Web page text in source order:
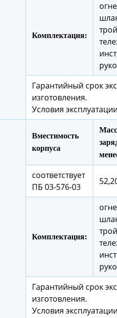
Комплектация:
Гарантийный срок
изготовления.
Условия
Вместимость
корпуса
соответствует
ПБ 03-576-03
Комплектация:
Гарантийный срок
изготовления.
Условия